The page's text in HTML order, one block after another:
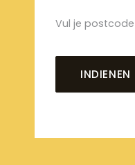
Vul je
INDIENEN